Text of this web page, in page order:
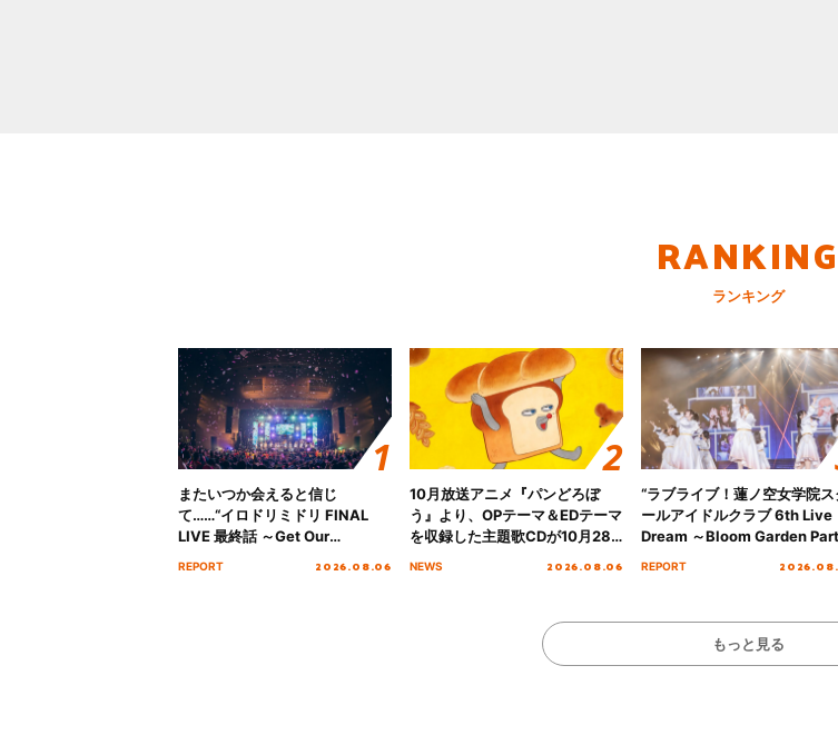
RANKING
ランキング
またいつか会えると信じ
て……“イロドリミドリ FINAL
LIVE 最終話 ～Get Our
REPORT 2026.08.06
10月放送アニメ『パンどろぼ
う』より、OPテーマ＆EDテーマ
を収録した主題歌CDが10月28
NEWS 2026.08.06
“ラブライブ！蓮ノ空女学院ス
ールアイドルクラブ 6th Live
Dream ～Bloom Garden
REPORT
もっと見る